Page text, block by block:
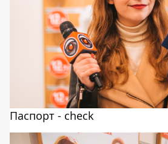
Паспорт - check